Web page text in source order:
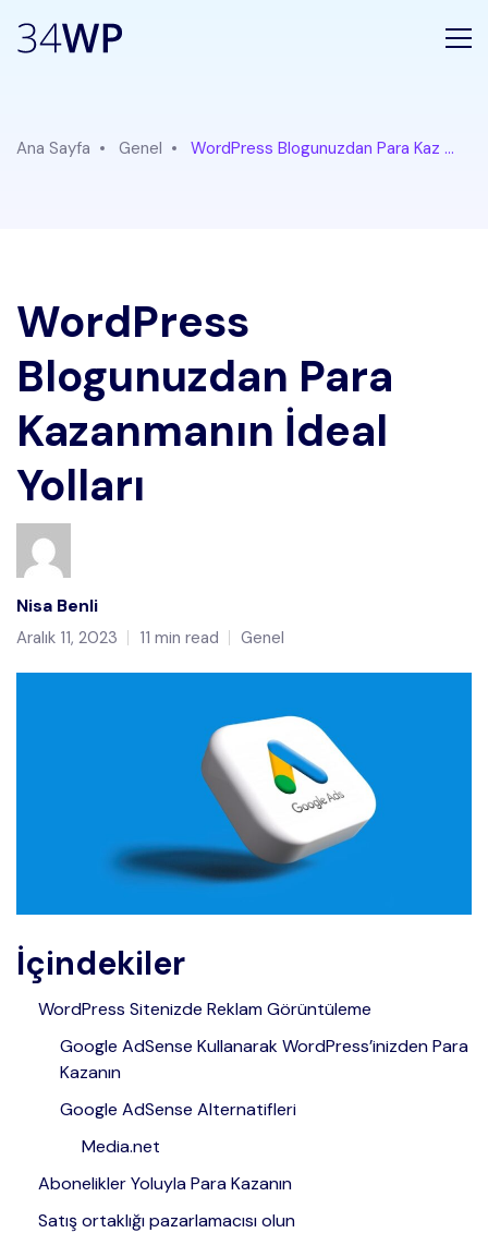
Ana Sayfa Genel WordPress Blogunuzdan Para Kaz ...
WordPress
Blogunuzdan Para
Kazanmanın İdeal
Yolları
Nisa Benli
Aralık 11, 2023 11 min read Genel
İçindekiler
WordPress Sitenizde Reklam Görüntüleme
Google AdSense Kullanarak WordPress’inizden Para
Kazanın
Google AdSense Alternatifleri
Media.net
Abonelikler Yoluyla Para Kazanın
Satış ortaklığı pazarlamacısı olun